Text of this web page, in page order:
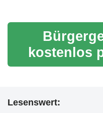
kostenlos
Lesenswert: